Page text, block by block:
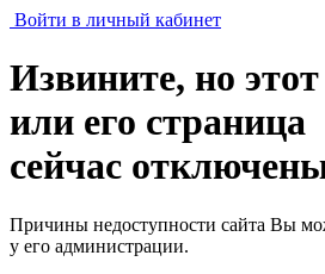
Войти в личный кабинет
Извините, но
или его страница
сейчас
Причины недоступности сайта Вы
у его администрации.